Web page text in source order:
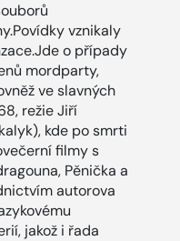
vznikaly
o případy
mordparty,
ve slavných
režie Jiří
kde po smrti
filmy s
Pěnička a
autorova
jakož i řada